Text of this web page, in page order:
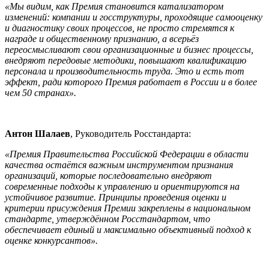
«Мы видим, как Премия становится катализатором
изменений: компании и госструктуры, проходящие самооценку
и диагностику своих процессов, не просто стремятся к
награде и общественному признанию, а всерьёз
переосмысливают свои организационные и бизнес процессы,
внедряют передовые методики, повышают квалификацию
персонала и производительность труда. Это и есть тот
эффект, ради которого Премия работает в России и в более
чем 50 странах».
Антон Шалаев, Руководитель Росстандарта:
«Премия Правительства Российской Федерации в области
качества остаётся важным инструментом признания
организаций, которые последовательно внедряют
современные подходы к управлению и ориентируются на
устойчивое развитие. Принципы проведения оценки и
критерии присуждения Премии закреплены в национальном
стандарте, утверждённом Росстандартом, что
обеспечивает единый и максимально объективный подход к
оценке конкурсантов».